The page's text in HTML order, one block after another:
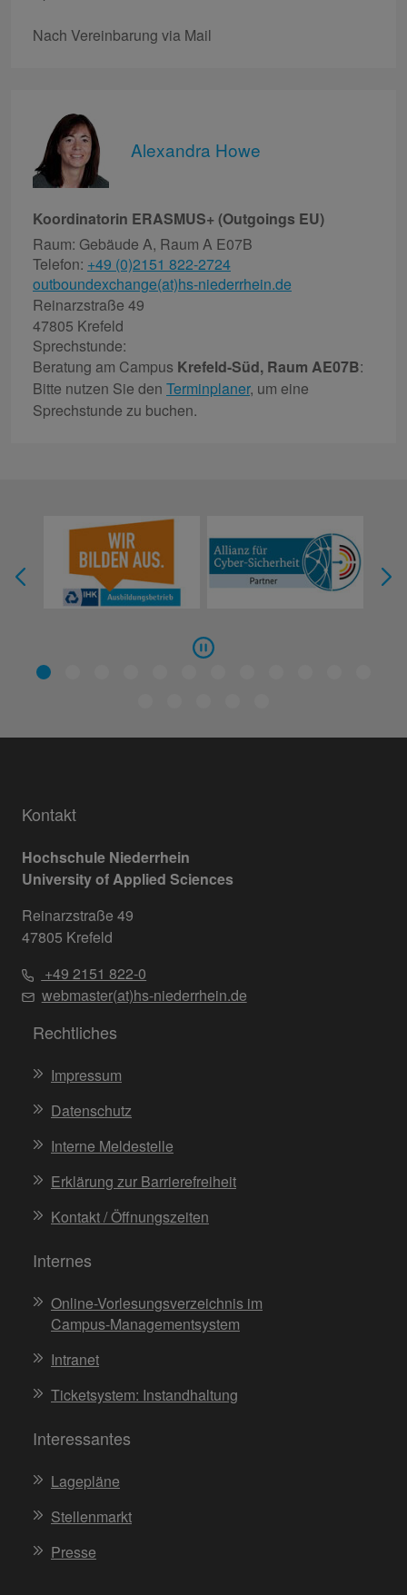
Nach Vereinbarung via Mail
Alexandra Howe
Koordinatorin ERASMUS+ (Outgoings EU)
Raum: Gebäude A, Raum A E07B
Telefon: +49 (0)2151 822-2724
outboundexchange(at)hs-niederrhein.de
Reinarzstraße 49
47805 Krefeld
Sprechstunde:
Beratung am Campus Krefeld-Süd, Raum AE07B:
Bitte nutzen Sie den Terminplaner, um eine
Sprechstunde zu buchen.
Kontakt
Hochschule Niederrhein
University of Applied Sciences
Reinarzstraße 49
47805 Krefeld
+49 2151 822-0
webmaster(at)hs-niederrhein.de
Rechtliches
Impressum
Datenschutz
Interne Meldestelle
Erklärung zur Barrierefreiheit
Kontakt / Öffnungszeiten
Internes
Online-Vorlesungsverzeichnis im
Campus-Managementsystem
Intranet
Ticketsystem: Instandhaltung
Interessantes
Lagepläne
Stellenmarkt
Presse